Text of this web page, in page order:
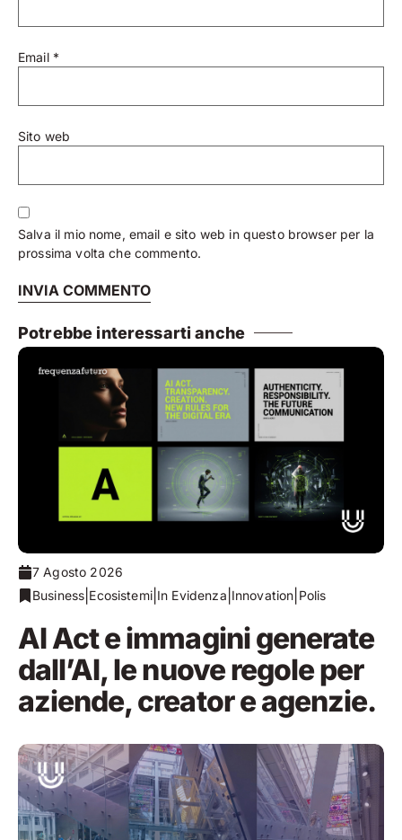
Email *
Sito web
Salva il mio nome, email e sito web in questo browser per la
prossima volta che commento.
Potrebbe interessarti anche
7 Agosto 2026
Business Ecosistemi| In Evidenza Innovation Polis
AI Act e immagini generate
dall’AI, le nuove regole per
aziende, creator e agenzie.